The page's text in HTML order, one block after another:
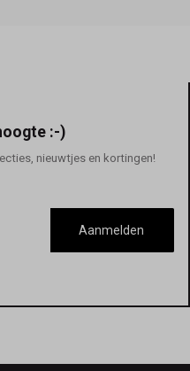
:-)
nieuwtjes en kortingen!
Aanmelden